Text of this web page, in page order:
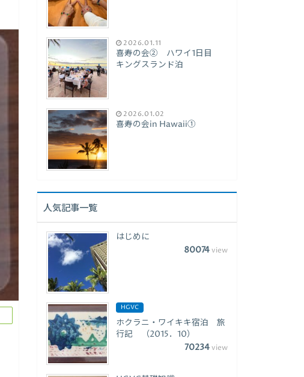
2026.01.11
喜寿の会② ハワイ1日目
キングスランド泊
2026.01.02
喜寿の会in Hawaii①
人気記事一覧
はじめに
80074view
HGVC
ホクラニ・ワイキキ宿泊 旅
行記 （2015．10）
70234view